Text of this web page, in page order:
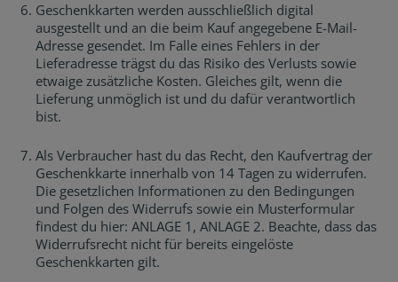
Geschenkkarten werden ausschließlich digital
ausgestellt und an die beim Kauf angegebene E-Mail-
Adresse gesendet. Im Falle eines Fehlers in der
Lieferadresse trägst du das Risiko des Verlusts sowie
etwaige zusätzliche Kosten. Gleiches gilt, wenn die
Lieferung unmöglich ist und du dafür verantwortlich
bist.
Als Verbraucher hast du das Recht, den Kaufvertrag der
Geschenkkarte innerhalb von 14 Tagen zu widerrufen.
Die gesetzlichen Informationen zu den Bedingungen
und Folgen des Widerrufs sowie ein Musterformular
findest du hier: ANLAGE 1, ANLAGE 2. Beachte, dass das
Widerrufsrecht nicht für bereits eingelöste
Geschenkkarten gilt.